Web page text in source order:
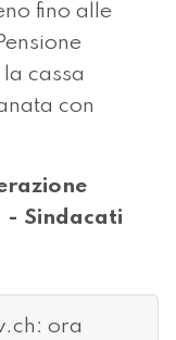
fino alle
cassa
con
- Sindacati
ora